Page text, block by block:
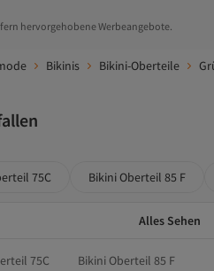
hervorgehobene Werbeangebote.
Bikinis Bikini-Oberteile
75C Bikini Oberteil 85 F
Alles Sehen
75C
Bikini Oberteil 85 F